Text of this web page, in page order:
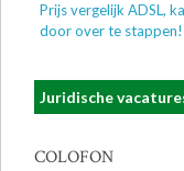
Prijs vergelijk ADSL,
door over te stappen!
Juridische
COLOFON